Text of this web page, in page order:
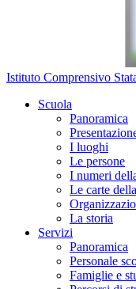
Istituto Comprensivo
Scuola
Panoramica
I luoghi
Le persone
I numeri
Le carte
La storia
Servizi
Panoramica
Personale
Famiglie e